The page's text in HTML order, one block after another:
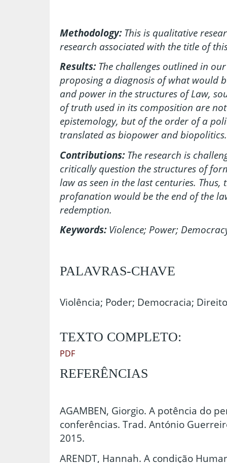
Methodology:This is qualitative
research associated with the title of
Results:The challenges outlined in
proposing a diagnosis of what would
and power in the structures of Law,
of truth used in its composition are
epistemology, but of the order of a
translated as biopower and biopolitics.
Contributions:The research is
critically question the structures of
law as seen in the last centuries.
profanation would be the end of the
redemption.
Keywords:Violence; Power;
PALAVRAS-CHAVE
Violência; Poder; Democracia; Direito
TEXTO COMPLETO:
PDF
REFERÊNCIAS
AGAMBEN, Giorgio. A potência do
conferências. Trad. António
2015.
ARENDT, Hannah. A condição